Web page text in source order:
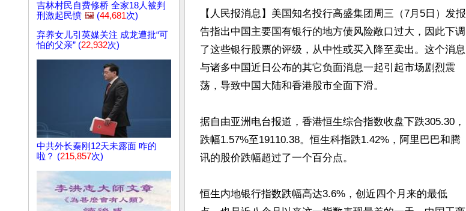
吉林村民自费修桥 全家18人被判
刑激起民愤 🖼️ (44,681次)
弃养女儿引英媒关注 成龙遭批“可
怕的父亲” (22,932次)
中共外长秦刚12天未露面 咋的
啦？ (215,857次)
【人民报消息】美国知名投行高盛集团周三（7月5日）发报
告指出中国主要国有银行的地方债风险敞口过大，因此下调
了这些银行股票的评级，从中性或买入降至卖出。这个消息
与诸多中国近日公布的其它负面消息一起引起市场剧烈震
荡，导致中国大陆和香港股市全面下滑。
据自由亚洲电台报道，香港恒生综合指数收盘下跌305.30，
跌幅1.57%至19110.38。恒生科指跌1.42%，阿里巴巴和腾
讯的股价跌幅超过了一个百分点。
恒生内地银行指数跌幅高达3.6%，创近四个月来的最低